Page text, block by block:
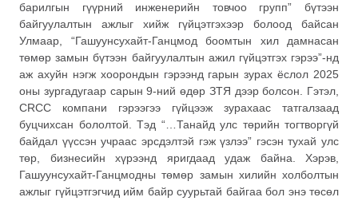
барилгын гүүрний инженерийн товчоо групп” бүтээн
байгуулалтын ажлыг хийж гүйцэтгэхээр болоод байсан
Улмаар, “Гашуунсухайт-Ганцмод боомтын хил дамнасан
төмөр замын бүтээн байгуулалтын ажил гүйцэтгэх гэрээ”-нд
аж ахуйн нэгж хоорондын гэрээнд гарын зурах ёслол 2025
оны зургадугаар сарын 9-ний өдөр ЗТЯ дээр болсон. Гэтэл,
CRCC компани гэрээгээ гүйцээж зурахаас татгалзаад
буцчихсан бололтой. Тэд “…Танайд улс төрийн тогтворгүй
байдал үүссэн учраас эрсдэлтэй гэж үзлээ” гэсэн тухай улс
төр, бизнесийн хүрээнд яригдаад удаж байна. Хэрэв,
Гашуунсухайт-Ганцмодны төмөр замын хилийн холболтын
ажлыг гүйцэтгэгчид ийм байр суурьтай байгаа бол энэ төсөл